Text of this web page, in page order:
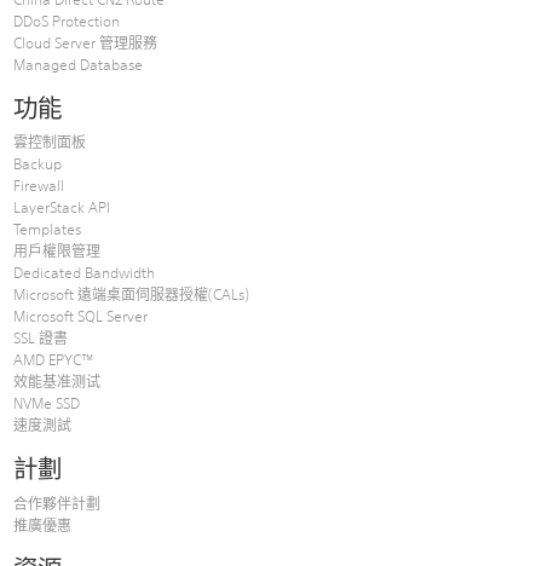
DDoS Protection
Cloud Server 管理服務
Managed Database
功能
雲控制面板
Backup
Firewall
LayerStack API
Templates
用戶權限管理
Dedicated Bandwidth
Microsoft 遠端桌面伺服器授權(CALs)
Microsoft SQL Server
SSL 證書
AMD EPYC™
效能基准测试
NVMe SSD
速度測試
計劃
合作夥伴計劃
推廣優惠